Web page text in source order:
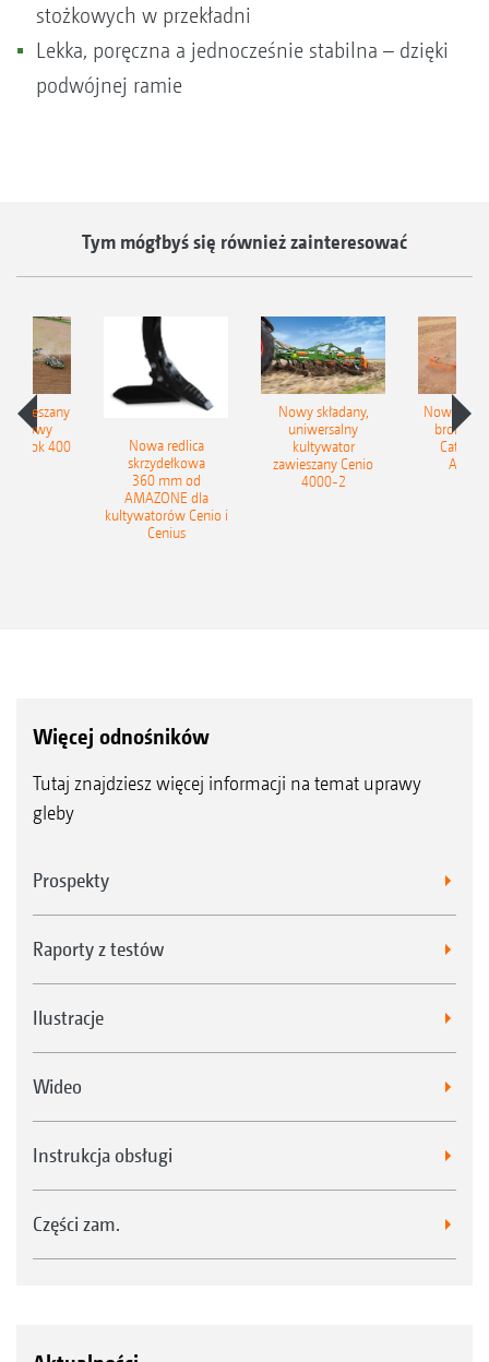
stożkowych w przekładni
Lekka, poręczna a jednocześnie stabilna – dzięki
podwójnej ramie
Tym mógłbyś się również zainteresować
Tyrok 400
Nowa redlica
skrzydełkowa
360 mm od
AMAZONE dla
kultywatorów Cenio i
Cenius
Nowy składany,
uniwersalny
kultywator
zawieszany Cenio
4000-2
Nowe
brony
Więcej odnośników
Tutaj znajdziesz więcej informacji na temat uprawy
gleby
Prospekty
Raporty z testów
Ilustracje
Wideo
Instrukcja obsługi
Części zam.